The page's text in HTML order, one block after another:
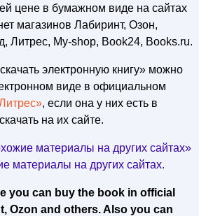
цене в бумажном виде на сайтах
магазинов Лабиринт, Озон,
Литрес, My-shop, Book24, Books.ru.
электронную книгу» можно
виде в официальном
, если она у них есть в
на их сайте.
материалы на других сайтах»
материалы на других сайтах.
you can buy the book in official
Ozon and others. Also you can